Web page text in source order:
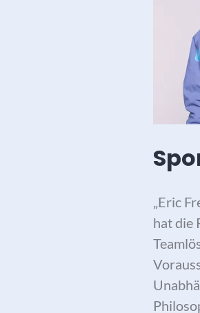
„Eric
hat die